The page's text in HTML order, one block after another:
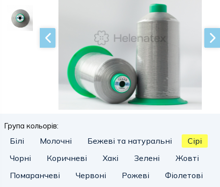
Група кольорів:
Білі Молочні Бежеві та натуральні
Сірі
Чорні
Коричневі Хакі Зелені
Жовті
Помаранчеві
Червоні Рожеві
Фіолетові